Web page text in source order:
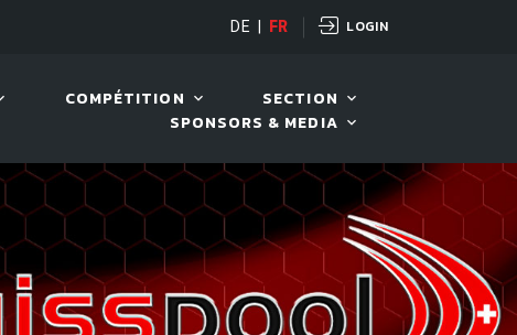
11 AOÛT. 2026, 19:30
DE FR LOGIN
COMPÉTITION
SECTION
SPONSORS & MEDIA